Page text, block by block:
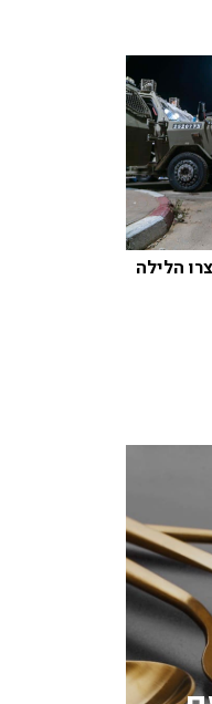
הלילה